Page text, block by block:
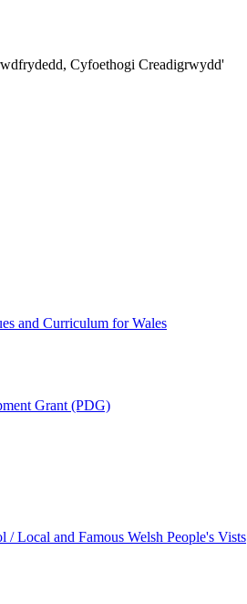
Cyfoethogi Creadigrwydd'
and Curriculum for Wales
Grant (PDG)
Local and Famous Welsh People's Vists